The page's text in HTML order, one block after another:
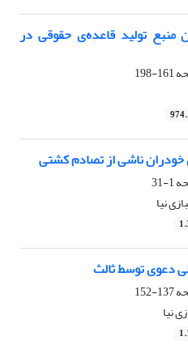
منبع تولید قاعده‌ی حقوقی در
161-198
ناشی از تصادم کشتی
1-31
نیا
دعوی توسط ثالث
137-152
نیا